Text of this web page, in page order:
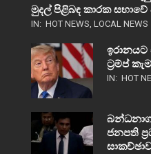
මුදල් පිළිබඳ කාරක
IN: HOT NEWS, LOCAL NEWS
ට්‍රම්ප්
IN: HOT
ජනපති